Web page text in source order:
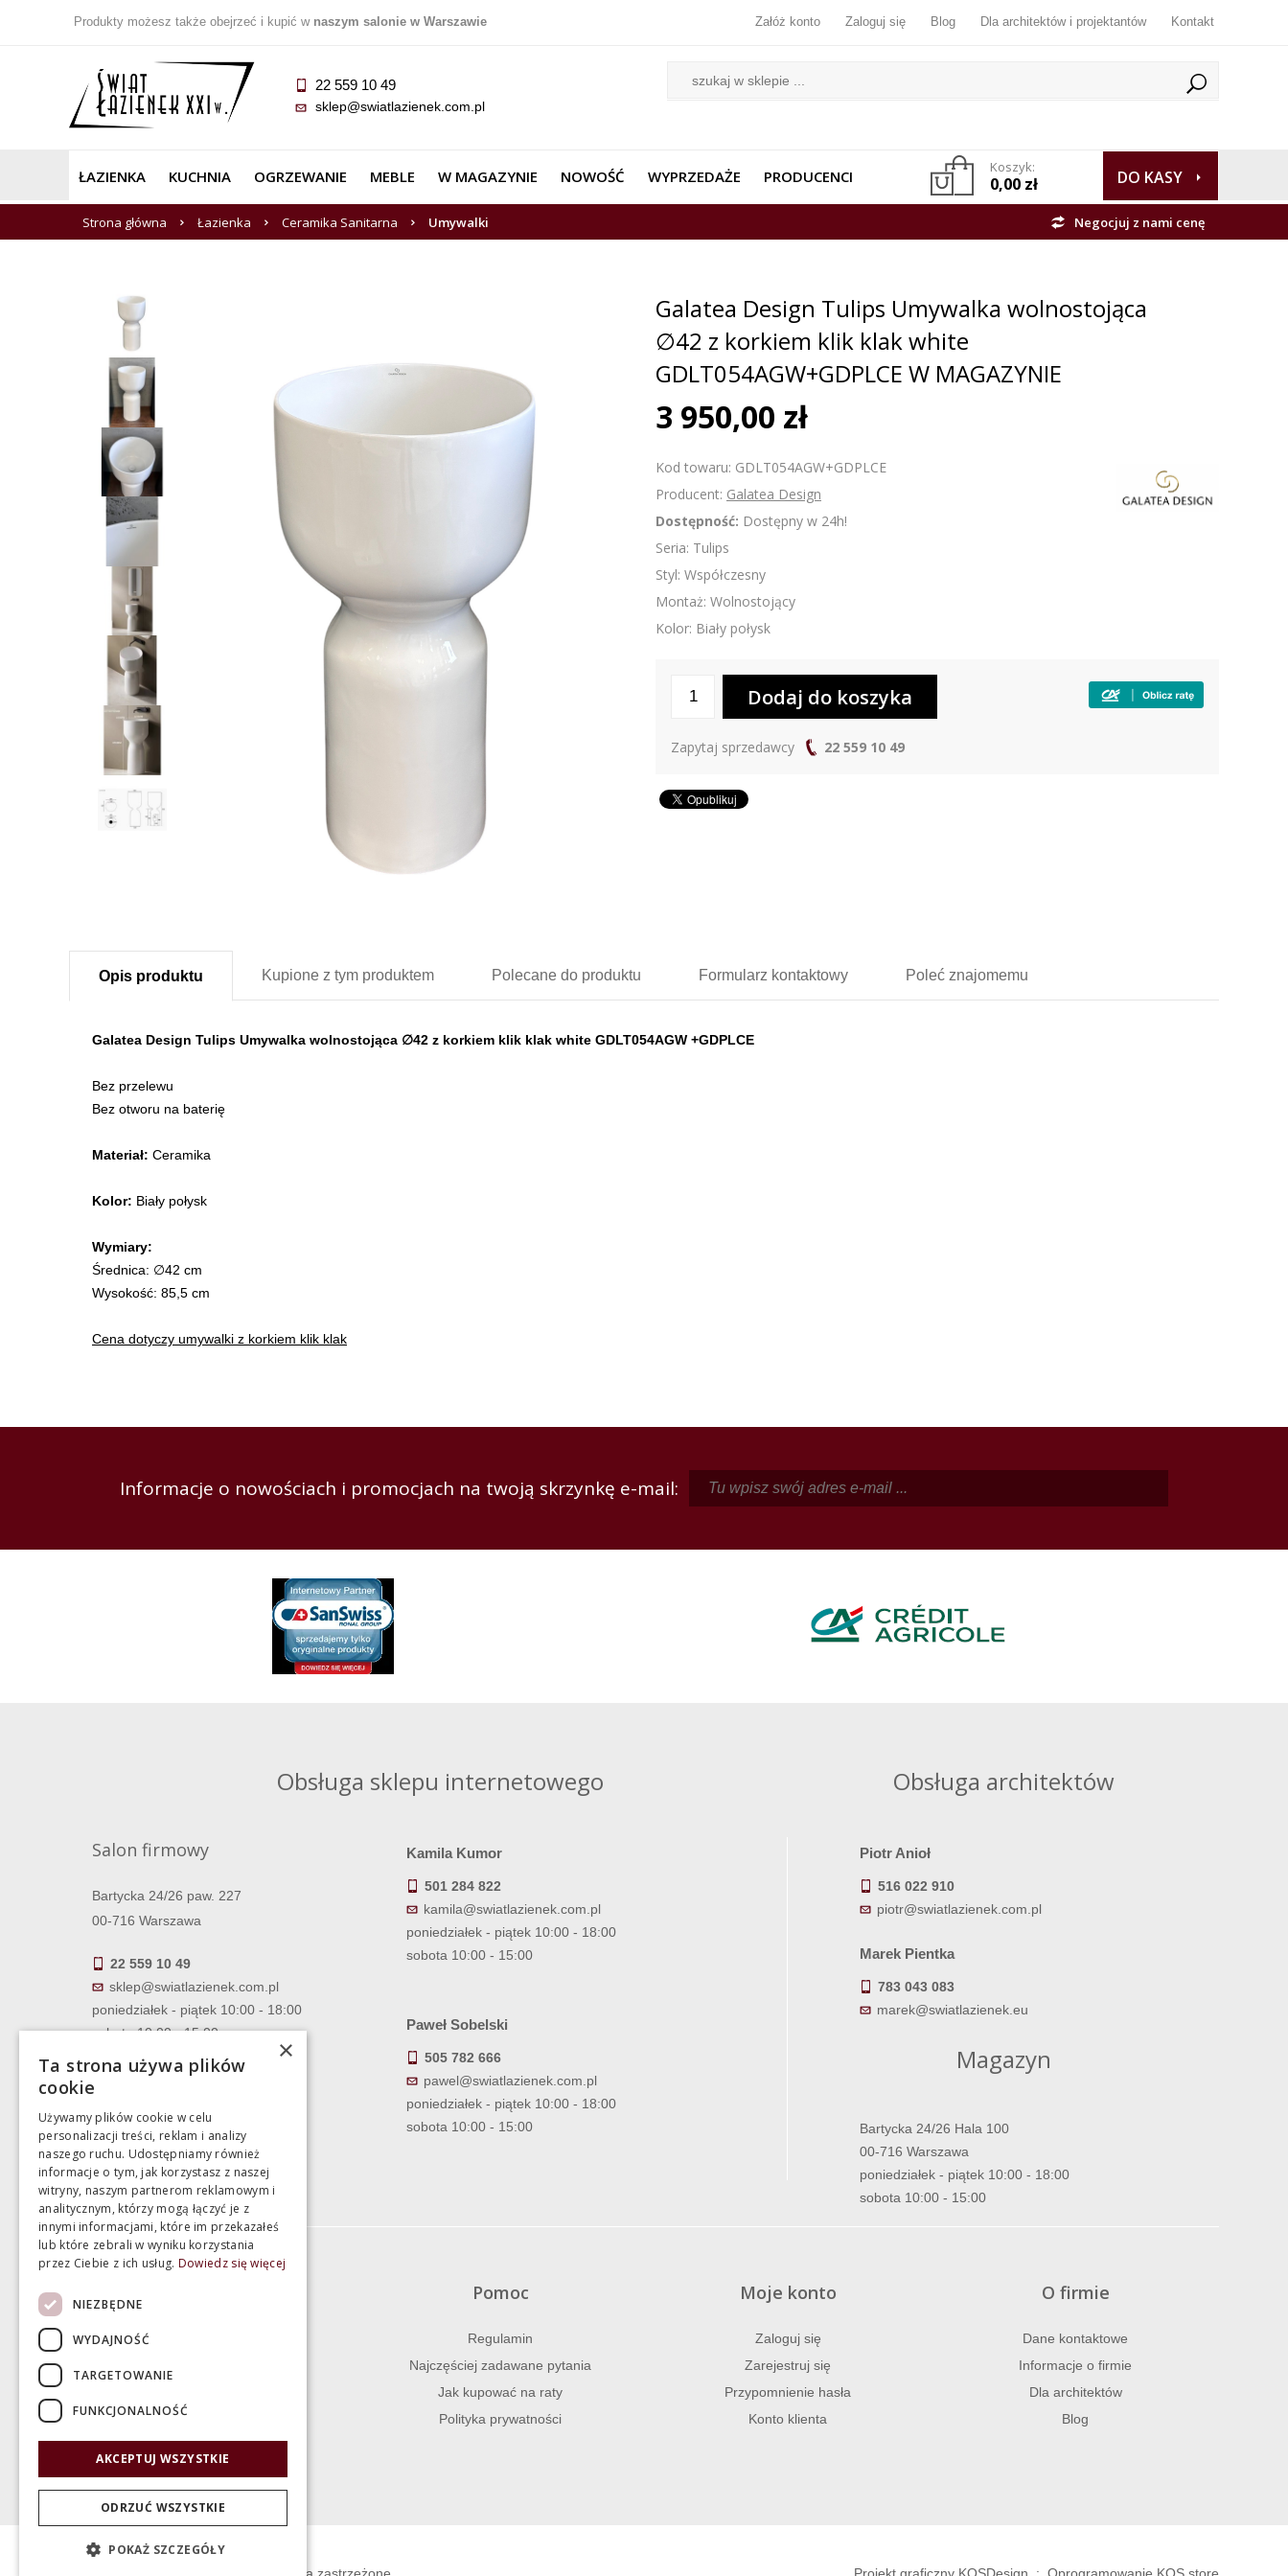
Produkty możesz także obejrzeć i kupić w naszym salonie w Warszawie Załóż konto Zaloguj się Blog Dla architektów i projektantów Kontakt
22 559 10 49
sklep@swiatlazienek.com.pl
ŁAZIENKA KUCHNIA OGRZEWANIE MEBLE W MAGAZYNIE NOWOŚĆ WYPRZEDAŻE PRODUCENCI Koszyk:
0,00 zł DO KASY
Strona główna Łazienka Ceramika Sanitarna Umywalki Negocjuj z nami cenę
Galatea Design Tulips Umywalka wolnostojąca
∅42 z korkiem klik klak white
GDLT054AGW+GDPLCE W MAGAZYNIE
3 950,00 zł
Kod towaru: GDLT054AGW+GDPLCE
Producent: Galatea Design
Dostępność: Dostępny w 24h!
Seria: Tulips
Styl: Współczesny
Montaż: Wolnostojący
Kolor: Biały połysk
Zapytaj sprzedawcy 22 559 10 49
Opis produktu Kupione z tym produktem Polecane do produktu Formularz kontaktowy Poleć znajomemu
Galatea Design Tulips Umywalka wolnostojąca ∅42 z korkiem klik klak white GDLT054AGW +GDPLCE
Bez przelewu
Bez otworu na baterię
Materiał: Ceramika
Kolor: Biały połysk
Wymiary:
Średnica: ∅42 cm
Wysokość: 85,5 cm
Cena dotyczy umywalki z korkiem klik klak
Informacje o nowościach i promocjach na twoją skrzynkę e-mail:
Obsługa sklepu internetowego
Salon firmowy
Bartycka 24/26 paw. 227
00-716 Warszawa
22 559 10 49
sklep@swiatlazienek.com.pl
poniedziałek - piątek 10:00 - 18:00
sobota 10:00 - 15:00
Kamila Kumor
501 284 822
kamila@swiatlazienek.com.pl
poniedziałek - piątek 10:00 - 18:00
sobota 10:00 - 15:00
Paweł Sobelski
505 782 666
pawel@swiatlazienek.com.pl
poniedziałek - piątek 10:00 - 18:00
sobota 10:00 - 15:00
Obsługa architektów
Piotr Anioł
516 022 910
piotr@swiatlazienek.com.pl
Marek Pientka
783 043 083
marek@swiatlazienek.eu
Magazyn
Bartycka 24/26 Hala 100
00-716 Warszawa
poniedziałek - piątek 10:00 - 18:00
sobota 10:00 - 15:00
Termin realizacji zamówienia
Gwarancja i serwis
Zwrot towaru
Pomoc
Regulamin
Najczęściej zadawane pytania
Jak kupować na raty
Polityka prywatności
Moje konto
Zaloguj się
Zarejestruj się
Przypomnienie hasła
Konto klienta
O firmie
Dane kontaktowe
Informacje o firmie
Dla architektów
Blog
×
Ta strona używa plików
cookie
Używamy plików cookie w celu
personalizacji treści, reklam i analizy
naszego ruchu. Udostępniamy również
informacje o tym, jak korzystasz z naszej
witryny, naszym partnerom reklamowym i
analitycznym, którzy mogą łączyć je z
innymi informacjami, które im przekazałeś
lub które zebrali w wyniku korzystania
przez Ciebie z ich usług. Dowiedz się więcej
NIEZBĘDNE
WYDAJNOŚĆ
TARGETOWANIE
FUNKCJONALNOŚĆ
AKCEPTUJ WSZYSTKIE
ODRZUĆ WSZYSTKIE
POKAŻ SZCZEGÓŁY